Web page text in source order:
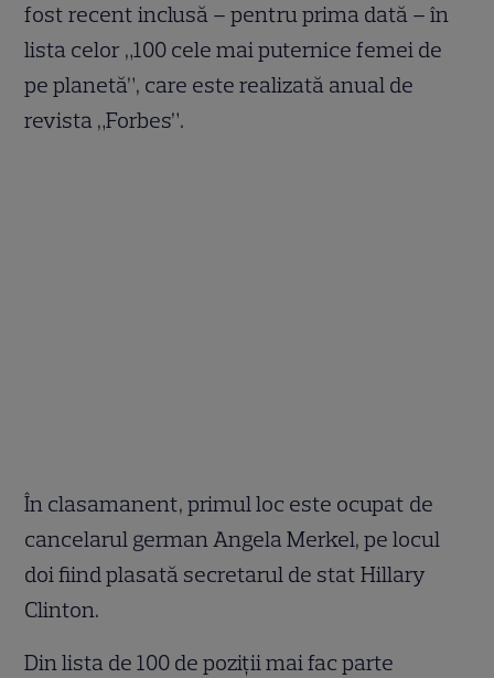
fost recent inclusă – pentru prima dată – în
lista celor „100 cele mai puternice femei de
pe planetă”, care este realizată anual de
revista „Forbes”.
În clasamanent, primul loc este ocupat de
cancelarul german Angela Merkel, pe locul
doi fiind plasată secretarul de stat Hillary
Clinton.
Din lista de 100 de poziţii mai fac parte